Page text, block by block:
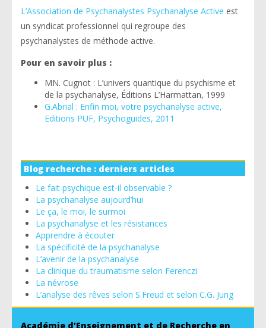
L’Association de Psychanalystes Psychanalyse Active est
un syndicat professionnel qui regroupe des
psychanalystes de méthode active.
Pour en savoir plus :
MN. Cugnot : L’univers quantique du psychisme et
de la psychanalyse, Éditions L’Harmattan, 1999
G.Abrial : Enfin moi, votre psychanalyse active,
Editions PUF, Psychoguides, 2011
Blog recherche : derniers articles
Le fait psychique est-il observable ?
La psychanalyse aujourd’hui
Le ça, le moi, le surmoi
La psychanalyse et les résistances
Apprendre à écouter
La spécificité de la psychanalyse
L’avenir de la psychanalyse
La clinique du traumatisme selon Ferenczi
La névrose
L’analyse des rêves selon S.Freud et selon C.G. Jung
Académie d’Enseignement et de Recherche en